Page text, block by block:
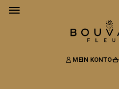
MEIN KONTO